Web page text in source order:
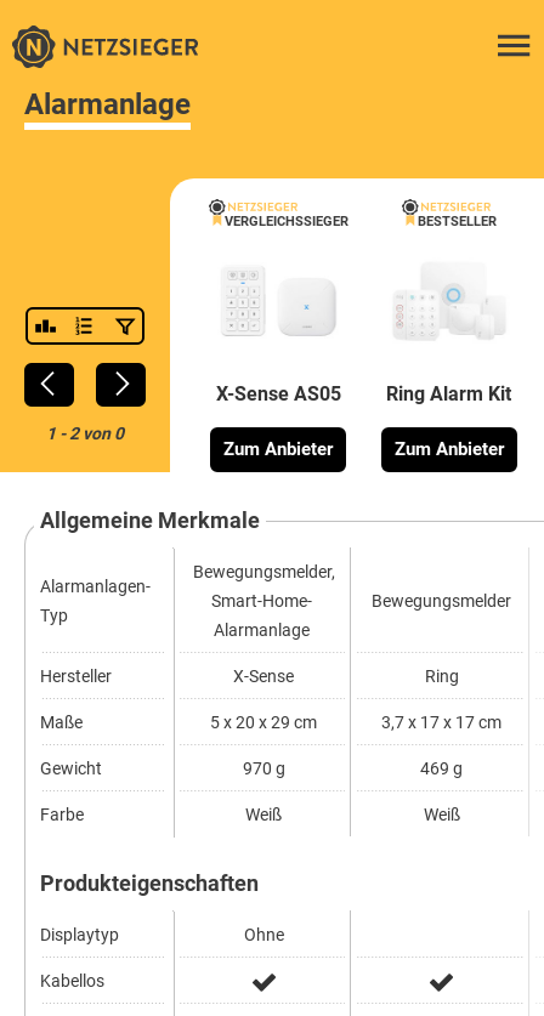
Alarmanlage
1-2von0
VERGLEICHSSIEGER
X-Sense AS05
Zum Anbieter
BESTSELLER
Ring Alarm Kit
Zum Anbieter
Allgemeine Merkmale
Alarmanlagen-
Typ
Hersteller
Maße
Gewicht
Farbe
Produkteigenschaften
Displaytyp
Kabellos
Bewegungsmelder,
Smart-Home-
Alarmanlage
X-Sense
5 x 20 x 29 cm
970 g
Weiß
Ohne
Bewegungsmelder
Ring
3,7 x 17 x 17 cm
469 g
Weiß